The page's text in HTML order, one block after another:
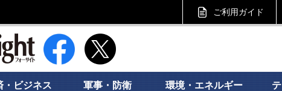
ご利用ガイド
新潮社 Foresight フォーサイト
・ビジネス 軍事・防衛 環境・エネルギー